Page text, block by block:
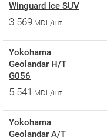
Winguard Ice SUV
3 569 MDL/шт
Yokohama
Geolandar H/T
G056
5 541 MDL/шт
Yokohama
Geolandar A/T